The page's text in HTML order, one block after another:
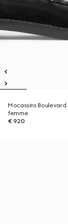
Mocassins Boulevard
femme
€ 920